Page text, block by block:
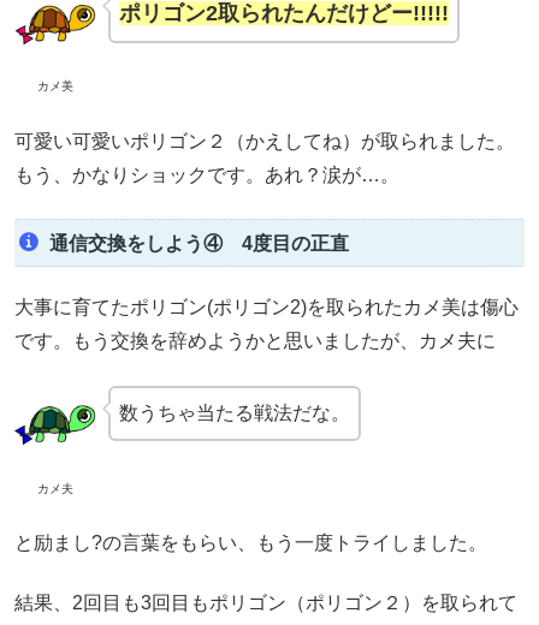
カメ美
ポリゴン2取られたんだけどー!!!!!
可愛い可愛いポリゴン２（かえしてね）が取られました。
もう、かなりショックです。あれ？涙が…。
通信交換をしよう④ 4度目の正直
大事に育てたポリゴン(ポリゴン2)を取られたカメ美は傷心
です。もう交換を辞めようかと思いましたが、カメ夫に
カメ夫
数うちゃ当たる戦法だな。
と励まし?の言葉をもらい、もう一度トライしました。
結果、2回目も3回目もポリゴン（ポリゴン２）を取られて